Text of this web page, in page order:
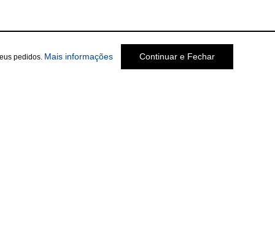
pedidos. Mais informações Continuar e Fechar